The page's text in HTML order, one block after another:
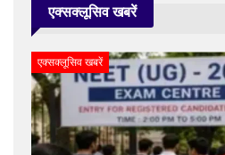
एक्सक्लूसिव खबरें
एक्सक्लूसिव खबरें